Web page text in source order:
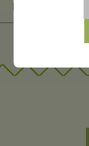
Informationen